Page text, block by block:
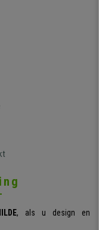
, als u design en